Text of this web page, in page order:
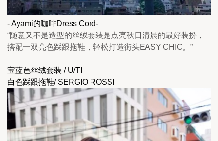
- Ayami的咖啡Dress Cord-
“随意又不是造型的丝绒套装是点亮秋日清晨的最好装扮，
搭配一双亮色踩跟拖鞋，轻松打造街头EASY CHIC。”
宝蓝色丝绒套装 / U/TI
白色踩跟拖鞋/ SERGIO ROSSI